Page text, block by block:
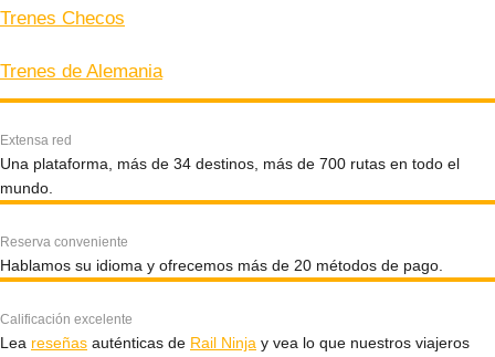
Trenes Checos
Trenes de Alemania
Extensa red
Una plataforma, más de 34 destinos, más de 700 rutas en todo el
mundo.
Reserva conveniente
Hablamos su idioma y ofrecemos más de 20 métodos de pago.
Calificación excelente
Lea reseñas auténticas de Rail Ninja y vea lo que nuestros viajeros